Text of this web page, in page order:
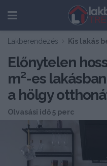
Lakberendezés Kis lakás
Előnytelen
m²-es
a hölgy
Olvasási idő 5 perc